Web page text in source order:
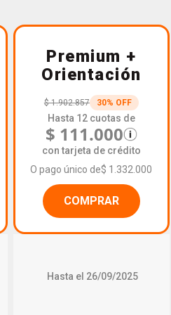
Premium +
Orientación
$ 1.902.857 30% OFF
Hasta 12 cuotas de
$ 111.000
con tarjeta de crédito
O pago único de$ 1.332.000
COMPRAR
Hasta el 26/09/2025